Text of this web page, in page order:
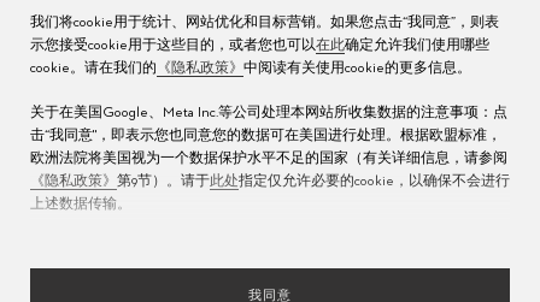
联络我们
沪ICP备16013004号
沪公网安备 31010602000438号
我们将cookie用于统计、网站优化和目标营销。如果您点击“我同意”，则表
示您接受cookie用于这些目的，或者您也可以在此确定允许我们使用哪些
cookie。请在我们的 《隐私政策》 中阅读有关使用cookie的更多信息。
关于在美国Google、Meta Inc.等公司处理本网站所收集数据的注意事项：点
击“我同意"，即表示您也同意您的数据可在美国进行处理。根据欧盟标准，
欧洲法院将美国视为一个数据保护水平不足的国家（有关详细信息，请参阅
《隐私政策》 第9节）。请于此处指定仅允许必要的cookie，以确保不会进行
上述数据传输。
我同意